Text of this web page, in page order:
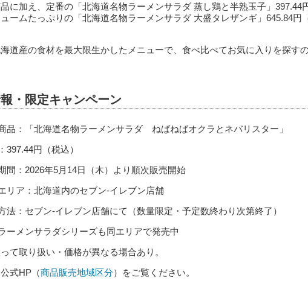
に加え、定番の「北海道名物ラーメンサラダ 蒸し鶏と半熟玉子」397.44
ームたっぷりの「北海道名物ラーメンサラダ 大盛タレザンギ」645.84円
道産の食材を最大限生かしたメニューで、食べ比べてお気に入りを探す
・限定キャンペーン
品：「北海道名物ラーメンサラダ ねばねばオクラとネバリスター」
397.44円（税込）
間：2026年5月14日（木）より順次販売開始
リア：北海道内のセブン‐イレブン店舗
法：セブン‐イレブン店舗にて（数量限定・予定数終わり次第終了）
ーメンサラダシリーズも同エリアで発売中
て取り扱い・価格が異なる場合あり。
式HP（商品販売地域区分）をご覧ください。